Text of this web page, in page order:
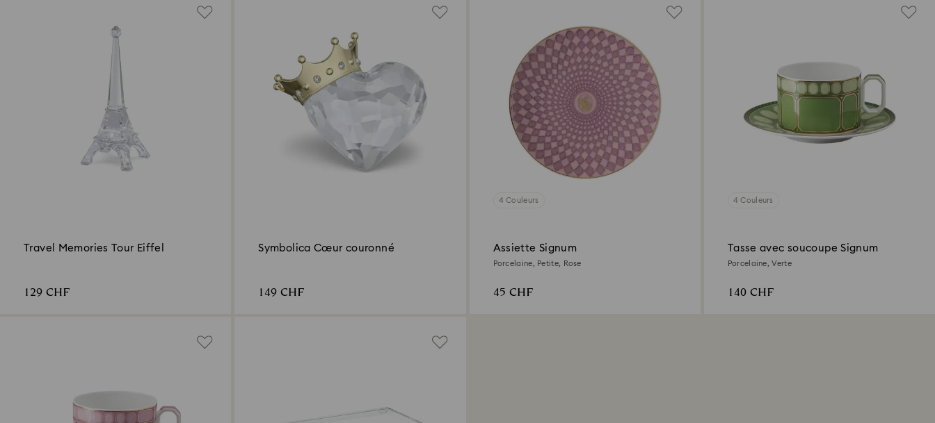
Travel Memories Tour Eiffel
129 CHF
Symbolica Cœur couronné
149 CHF
4 Couleurs
Assiette Signum
Porcelaine, Petite, Rose
45 CHF
4 Couleurs
Tasse avec soucoupe Signum
Porcelaine, Verte
140 CHF